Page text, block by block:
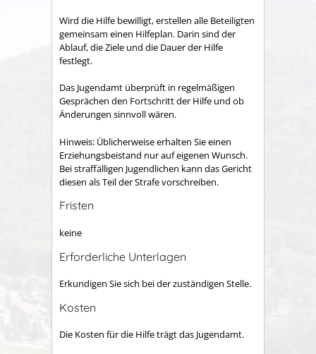
Wird die Hilfe bewilligt, erstellen alle Beteiligten
gemeinsam einen Hilfeplan. Darin sind der
Ablauf, die Ziele und die Dauer der Hilfe
festlegt.
Das Jugendamt überprüft in regelmäßigen
Gesprächen den Fortschritt der Hilfe und ob
Änderungen sinnvoll wären.
Hinweis: Üblicherweise erhalten Sie einen
Erziehungsbeistand nur auf eigenen Wunsch.
Bei straffälligen Jugendlichen kann das Gericht
diesen als Teil der Strafe vorschreiben.
Fristen
keine
Erforderliche Unterlagen
Erkundigen Sie sich bei der zuständigen Stelle.
Kosten
Die Kosten für die Hilfe trägt das Jugendamt.